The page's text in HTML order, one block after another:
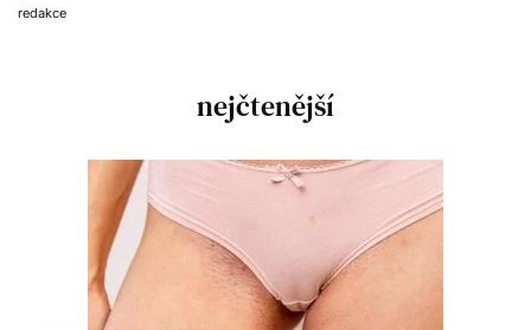
redakce
nejčtenější